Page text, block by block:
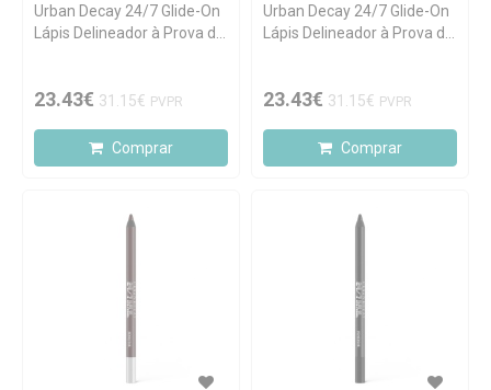
Urban Decay 24/7 Glide-On
Lápis Delineador à Prova de
23.43€ 31.15€ PVPR
Comprar
Urban Decay 24/7 Glide-On
Lápis Delineador à Prova de
23.43€ 31.15€ PVPR
Comprar